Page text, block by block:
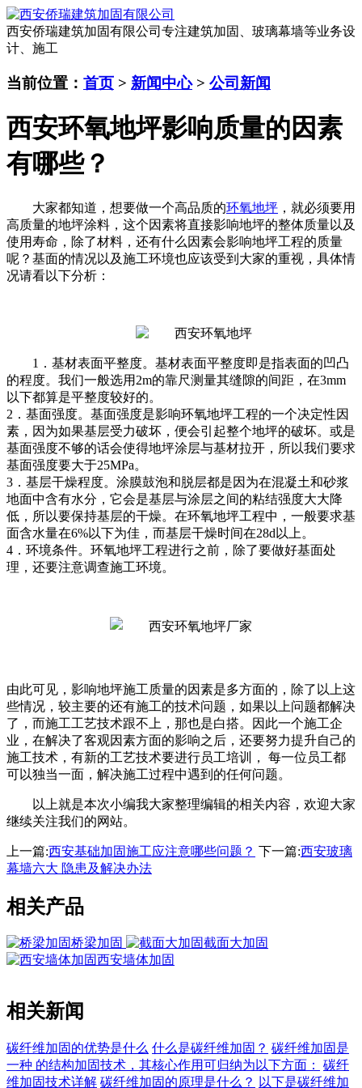
西安侨瑞建筑加固有限公司 专注建筑加固、玻璃幕墙等业务设
计、施工
当前位置： 首页 > 新闻中心> 公司新闻
西安环氧地坪影响质量的因素
有哪些？
大家都知道，想要做一个高品质的环氧地坪 ，就必须要用
高质量的地坪涂料，这个因素将直接影响地坪的整体质量以及
使用寿命，除了材料，还有什么因素会影响地坪工程的质量
呢？基面的情况以及施工环境也应该受到大家的重视，具体情
况请看以下分析：
1．基材表面平整度。基材表面平整度即是指表面的凹凸
的程度。我们一般选用2m的靠尺测量其缝隙的间距，在3mm
以下都算是平整度较好的。
2．基面强度。基面强度是影响环氧地坪工程的一个决定性因
素，因为如果基层受力破坏，便会引起整个地坪的破坏。或是
基面强度不够的话会使得地坪涂层与基材拉开，所以我们要求
基面强度要大于25MPa。
3．基层干燥程度。涂膜鼓泡和脱层都是因为在混凝土和砂浆
地面中含有水分，它会是基层与涂层之间的粘结强度大大降
低，所以要保持基层的干燥。在环氧地坪工程中，一般要求基
面含水量在6%以下为佳，而基层干燥时间在28d以上。
4．环境条件。环氧地坪工程进行之前，除了要做好基面处
理，还要注意调查施工环境。
由此可见，影响地坪施工质量的因素是多方面的，除了以上这
些情况，较主要的还有施工的技术问题，如果以上问题都解决
了，而施工工艺技术跟不上，那也是白搭。因此一个施工企
业，在解决了客观因素方面的影响之后，还要努力提升自己的
施工技术，有新的工艺技术要进行员工培训， 每一位员工都
可以独当一面，解决施工过程中遇到的任何问题。
以上就是本次小编我大家整理编辑的相关内容，欢迎大家
继续关注我们的网站。
上一篇:西安基础加固施工应注意哪些问题？ 下一篇:西安玻璃
幕墙六大 隐患及解决办法
相关产品
桥梁加固
截面大加固
西安墙体加固
相关新闻
碳纤维加固的优势是什么 什么是碳纤维加固？ 碳纤维加固是
一种 的结构加固技术，其核心作用可归纳为以下方面：
碳纤
维加固技术详解 碳纤维加固的原理是什么？ 以下是碳纤维加